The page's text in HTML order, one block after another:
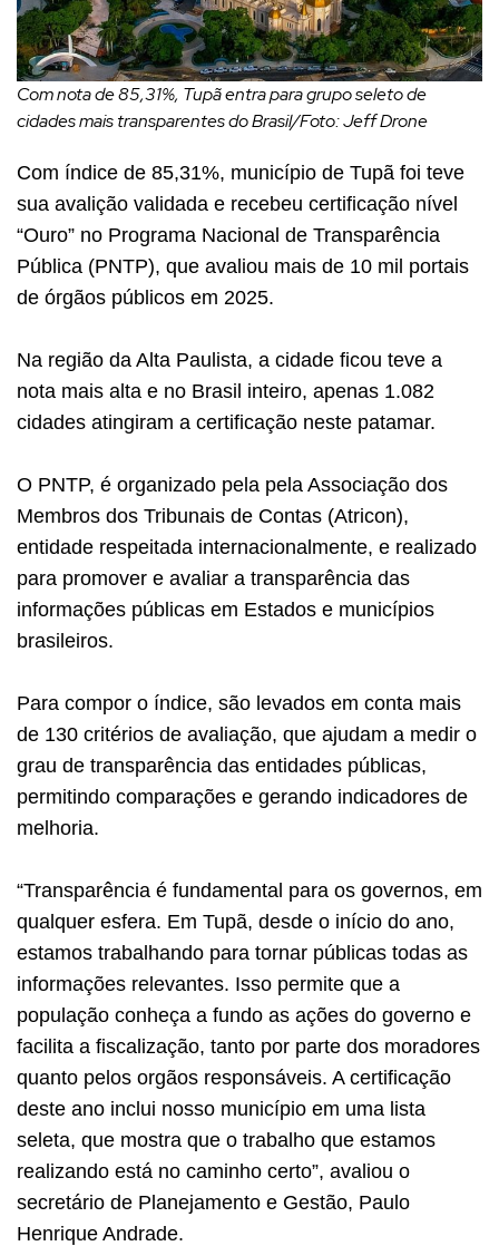
Com nota de 85,31%, Tupã entra para grupo seleto de
cidades mais transparentes do Brasil/Foto: Jeff Drone
Com índice de 85,31%, município de Tupã foi teve
sua avalição validada e recebeu certificação nível
“Ouro” no Programa Nacional de Transparência
Pública (PNTP), que avaliou mais de 10 mil portais
de órgãos públicos em 2025.
Na região da Alta Paulista, a cidade ficou teve a
nota mais alta e no Brasil inteiro, apenas 1.082
cidades atingiram a certificação neste patamar.
O PNTP, é organizado pela pela Associação dos
Membros dos Tribunais de Contas (Atricon),
entidade respeitada internacionalmente, e realizado
para promover e avaliar a transparência das
informações públicas em Estados e municípios
brasileiros.
Para compor o índice, são levados em conta mais
de 130 critérios de avaliação, que ajudam a medir o
grau de transparência das entidades públicas,
permitindo comparações e gerando indicadores de
melhoria.
“Transparência é fundamental para os governos, em
qualquer esfera. Em Tupã, desde o início do ano,
estamos trabalhando para tornar públicas todas as
informações relevantes. Isso permite que a
população conheça a fundo as ações do governo e
facilita a fiscalização, tanto por parte dos moradores
quanto pelos orgãos responsáveis. A certificação
deste ano inclui nosso município em uma lista
seleta, que mostra que o trabalho que estamos
realizando está no caminho certo”, avaliou o
secretário de Planejamento e Gestão, Paulo
Henrique Andrade.